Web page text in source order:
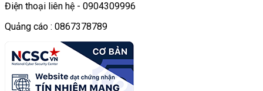
Điện thoại liên hệ - 0904309996
Quảng cáo : 0867378789